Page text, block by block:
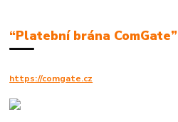
“Platební brána ComGate”
https://comgate.cz